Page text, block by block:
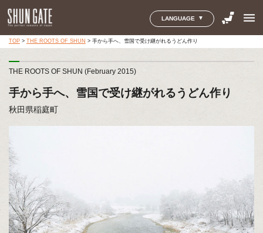
LANGUAGE menu
TOP> THE ROOTS OF SHUN > 手から手へ、雪国で受け継がれるうどん作り
THE ROOTS OF SHUN (February 2015)
手から手へ、雪国で受け継がれるうどん作り
秋田県稲庭町